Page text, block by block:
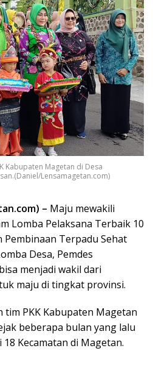
Kabupaten Magetan di Desa
Lensamagetan.com)
– Maju mewakili
Lomba Pelaksana Terbaik 10
Pembinaan Terpadu Sehat
Desa, Pemdes
menjadi wakil dari
maju di tingkat provinsi.
tim PKK Kabupaten Magetan
beberapa bulan yang lalu
Kecamatan di Magetan.